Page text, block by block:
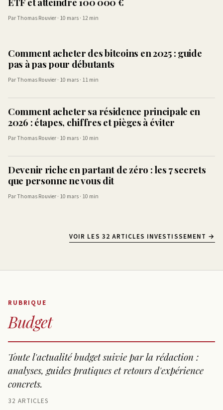
Par Thomas Rouvier · 10 mars · 12 min
Comment acheter des bitcoins en 2025 : guide
pas à pas pour débutants
Par Thomas Rouvier · 10 mars · 11 min
Comment acheter sa résidence principale en
2026 : étapes, chiffres et pièges à éviter
Par Thomas Rouvier · 10 mars · 10 min
Devenir riche en partant de zéro : les 7 secrets
que personne ne vous dit
Par Thomas Rouvier · 10 mars · 10 min
VOIR LES 32 ARTICLES INVESTISSEMENT →
RUBRIQUE
Budget
Toute l'actualité budget suivie par la rédaction :
analyses, guides pratiques et retours d'expérience
concrets.
32 ARTICLES